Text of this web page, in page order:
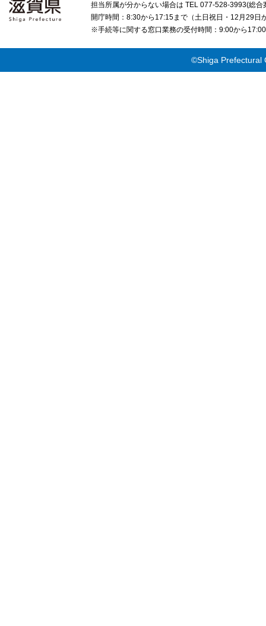
担当所属が分からない場合は TEL 077-528-3993(総合
開庁時間：8:30から17:15まで（土日祝日・12月29日
※手続等に関する窓口業務の受付時間：9:00から
©Shiga Prefectural